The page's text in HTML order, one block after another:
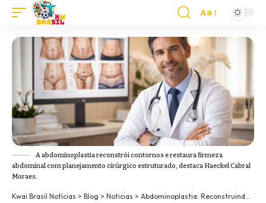
Aa
A abdominoplastia reconstrói contornos e restaura firmeza
abdominal com planejamento cirúrgico estruturado, destaca Haeckel Cabral
Moraes.
Kwai Brasil Notícias > Blog > Noticias > Abdominoplastia: Reconstruindo contornos e restaurando a firmeza abdominal com cirurgia plástica